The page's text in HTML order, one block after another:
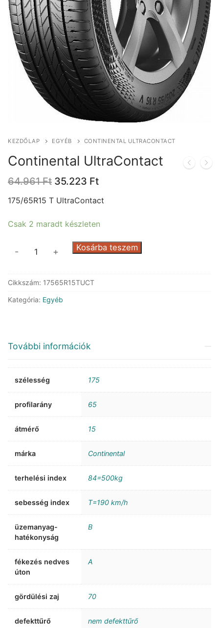
KEZDŐLAP EGYÉB CONTINENTAL ULTRACONTACT
Continental UltraContact
64.961Ft Original
was:
35.223 FtCurrent
is:
175/65R15 T UltraContact
Csak 2 maradt készleten
Continental
- + Kosárba teszem
Cikkszám: 17565R15TUCT
Kategória: Egyéb
További információk
szélesség 175
profilarány 65
átmérő 15
márka Continental
terhelési index 84=500kg
sebesség index T=190 km/h
üzemanyag-
hatékonyság
B
fékezés nedves
úton
A
gördülési zaj 70
defekttűrő nem defekttűrő